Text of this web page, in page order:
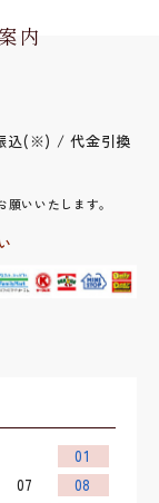
内
込(※) / 代金引換
いいたします。
01
07
08